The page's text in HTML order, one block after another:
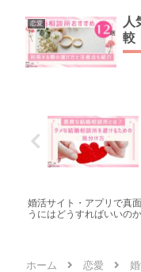
恋愛
人
較
婚活サイト・アプリで真
うにはどうすればいいの
ホーム 恋愛